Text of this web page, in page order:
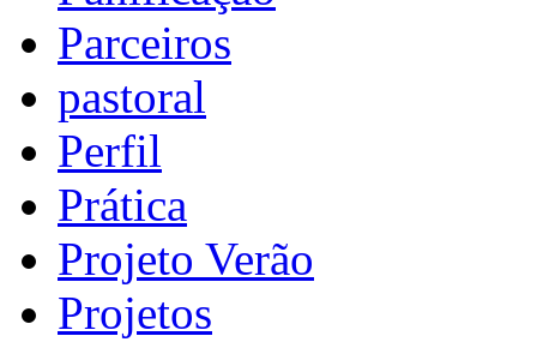
Parceiros
pastoral
Perfil
Prática
Projeto Verão
Projetos